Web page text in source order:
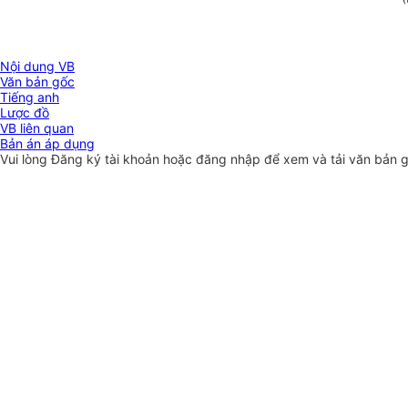
Nội dung VB
Văn bản gốc
Tiếng anh
Lược đồ
VB liên quan
Bản án áp dụng
Vui lòngĐăng ký tài khoản hoặc đăng nhập để xem và tải văn bản